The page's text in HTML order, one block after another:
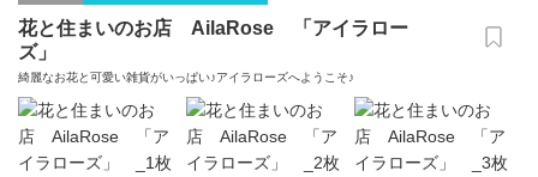
花と住まいのお店 AilaRose 「アイラロー
ズ」
綺麗なお花と可愛い雑貨がいっぱい♪アイラローズへようこそ♪